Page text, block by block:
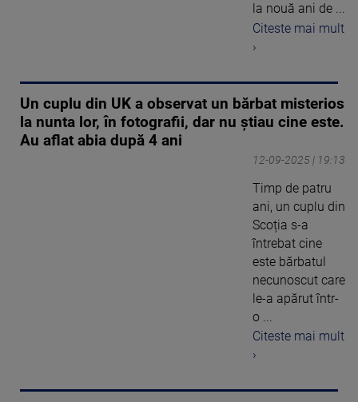
la nouă ani de ...
Citeste mai mult
›
Un cuplu din UK a observat un bărbat misterios
la nunta lor, în fotografii, dar nu știau cine este.
Au aflat abia după 4 ani
12-09-2025 | 19:13
Timp de patru
ani, un cuplu din
Scoția s-a
întrebat cine
este bărbatul
necunoscut care
le-a apărut într-
o ...
Citeste mai mult
›